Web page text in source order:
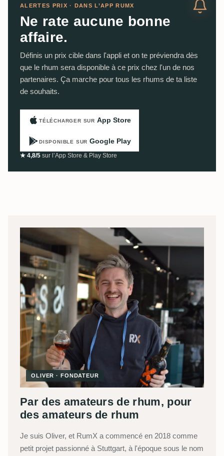
ALERTES PRIX · DANS L’APP RUMX
Ne rate aucune bonne
affaire.
Définis un prix cible dans l'appli et on te préviendra dès
que le rhum sera disponible à ce prix chez l'un de nos
partenaires. Ça marche pour tous les rhums de ta liste
de souhaits.
TÉLÉCHARGER SUR App Store
DISPONIBLE SUR Google Play
★ 4,8/5 sur l’App Store & Play Store
OLIVER · FONDATEUR
Par des amateurs de rhum, pour
des amateurs de rhum
Je suis Oliver, et RumX a commencé en 2018 comme
petit projet passionné à Stuttgart, à l'époque sous le nom